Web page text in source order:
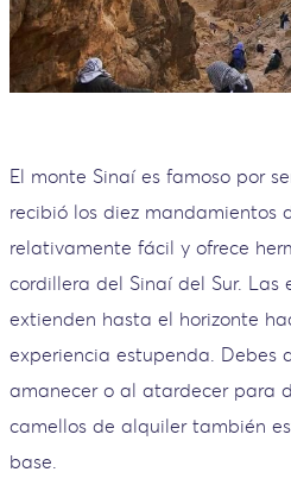
El monte Sinaí es famoso por
recibió los diez mandamientos
relativamente fácil y ofrece
cordillera del Sinaí del Sur. Las
extienden hasta el horizonte
experiencia estupenda. Debes
amanecer o al atardecer para
camellos de alquiler también
base.